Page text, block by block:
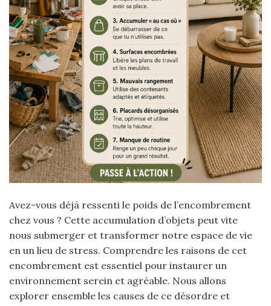
Avez-vous déjà ressenti le poids de l’encombrement
chez vous ? Cette accumulation d’objets peut vite
nous submerger et transformer notre espace de vie
en un lieu de stress. Comprendre les raisons de cet
encombrement est essentiel pour instaurer un
environnement serein et agréable. Nous allons
explorer ensemble les causes de ce désordre et